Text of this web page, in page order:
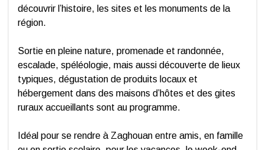
découvrir l’histoire, les sites et les monuments de la
région.
Sortie en pleine nature, promenade et randonnée,
escalade, spéléologie, mais aussi découverte de lieux
typiques, dégustation de produits locaux et
hébergement dans des maisons d’hôtes et des gites
ruraux accueillants sont au programme.
Idéal pour se rendre à Zaghouan entre amis, en famille